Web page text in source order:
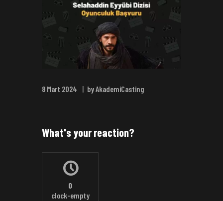
8 Mart 2024 by AkademiCasting
What's your reaction?
0
clock-empty